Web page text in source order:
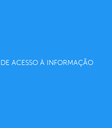
ACESSO À INFORMAÇÃO